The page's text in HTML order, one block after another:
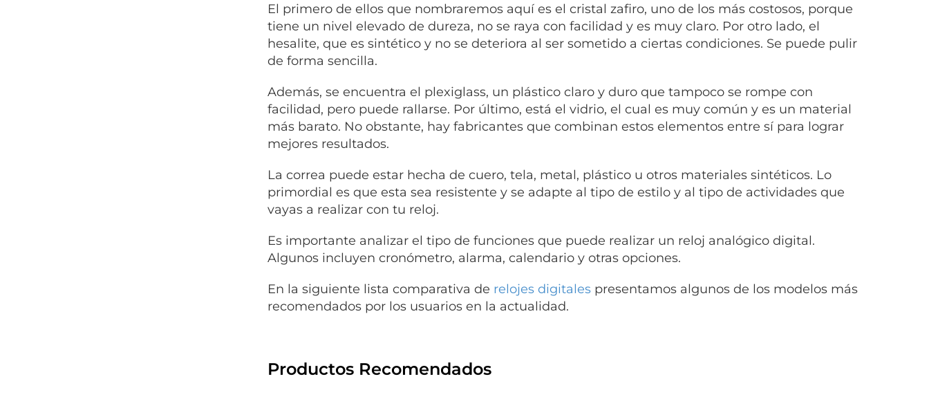
El primero de ellos que nombraremos aquí es el cristal zafiro, uno de los más costosos, porque
tiene un nivel elevado de dureza, no se raya con facilidad y es muy claro. Por otro lado, el
hesalite, que es sintético y no se deteriora al ser sometido a ciertas condiciones. Se puede pulir
de forma sencilla.
Además, se encuentra el plexiglass, un plástico claro y duro que tampoco se rompe con
facilidad, pero puede rallarse. Por último, está el vidrio, el cual es muy común y es un material
más barato. No obstante, hay fabricantes que combinan estos elementos entre sí para lograr
mejores resultados.
La correa puede estar hecha de cuero, tela, metal, plástico u otros materiales sintéticos. Lo
primordial es que esta sea resistente y se adapte al tipo de estilo y al tipo de actividades que
vayas a realizar con tu reloj.
Es importante analizar el tipo de funciones que puede realizar un reloj analógico digital.
Algunos incluyen cronómetro, alarma, calendario y otras opciones.
En la siguiente lista comparativa de relojes digitalespresentamos algunos de los modelos más
recomendados por los usuarios en la actualidad.
Productos Recomendados